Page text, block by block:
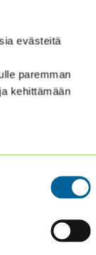
evästeitä
paremman
kehittämään
respond